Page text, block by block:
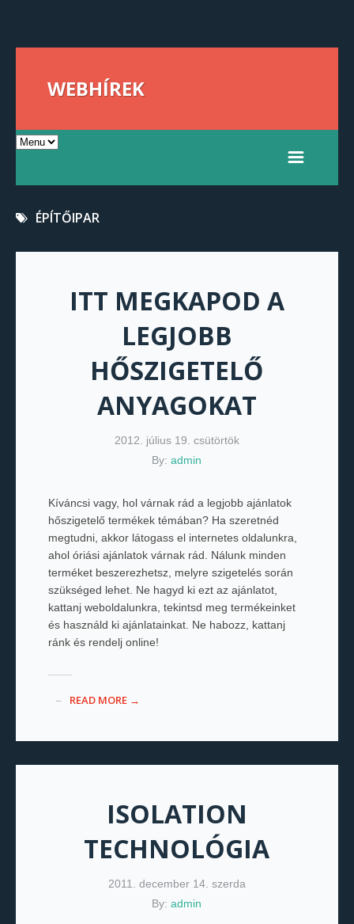
WEBHÍREK
ÉPÍTŐIPAR
ITT MEGKAPOD A
LEGJOBB
HŐSZIGETELŐ
ANYAGOKAT
2012. július 19. csütörtök
By:admin
Kíváncsi vagy, hol várnak rád a legjobb ajánlatok
hőszigetelő termékek témában? Ha szeretnéd
megtudni, akkor látogass el internetes oldalunkra,
ahol óriási ajánlatok várnak rád. Nálunk minden
terméket beszerezhetsz, melyre szigetelés során
szükséged lehet. Ne hagyd ki ezt az ajánlatot,
kattanj weboldalunkra, tekintsd meg termékeinket
és használd ki ajánlatainkat. Ne habozz, kattanj
ránk és rendelj online!
READ MORE →
ISOLATION
TECHNOLÓGIA
2011. december 14. szerda
By:admin